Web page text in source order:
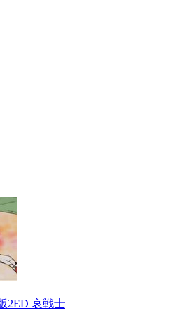
2ED 哀戦士